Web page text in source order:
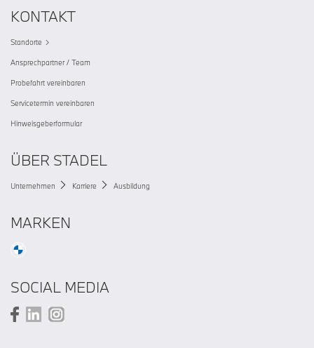
KONTAKT
Standorte
Ansprechpartner / Team
Probefahrt vereinbaren
Servicetermin vereinbaren
Hinweisgeberformular
ÜBER STADEL
Unternehmen Karriere Ausbildung
MARKEN
SOCIAL MEDIA